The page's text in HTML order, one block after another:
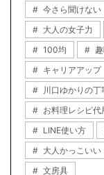
今さら聞けない
大人の女子力
100均
キャリアアップ
川口ゆかりの丁
お料理レシピ代
LINE使い方
大人かっこいい
文房具